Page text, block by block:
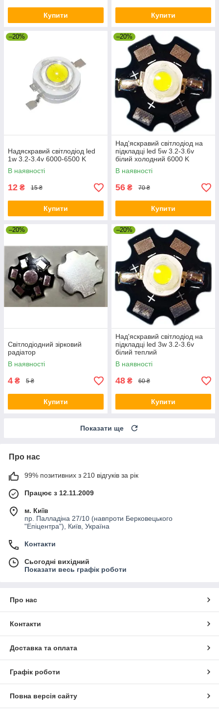
Купити Купити
–20%
Надяскравий світлодіод led
1w 3.2-3.4v 6000-6500 K
В наявності
12 ₴ 15 ₴
Купити
–20%
Над'яскравий світлодіод на
підкладці led 5w 3.2-3.6v
білий холодний 6000 K
В наявності
56 ₴ 70 ₴
Купити
–20%
Світлодіодний зірковий
радіатор
В наявності
4 ₴ 5 ₴
Купити
–20%
Над'яскравий світлодіод на
підкладці led 3w 3.2-3.6v
білий теплий
В наявності
48 ₴ 60 ₴
Купити
Показати ще
Про нас
99% позитивних з 210 відгуків за рік
Працює з 12.11.2009
м. Київ
пр. Палладіна 27/10 (навпроти Берковецького
"Епіцентра"), Київ, Україна
Контакти
Сьогодні вихідний
Показати весь графік роботи
Про нас
Контакти
Доставка та оплата
Графік роботи
Повна версія сайту